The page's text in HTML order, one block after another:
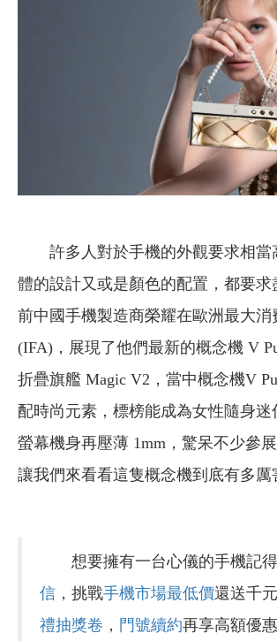
許多人對於手機的外觀要求相當
體的設計又或是顏色的配置，都要求
前中國手機製造商榮耀在歐洲最大消
(IFA)，展現了他們最新的概念機 V
折疊旗艦 Magic V2，當中概念機V
配時尚元素，標榜能成為女性隨身迷
螢幕機身再壓薄 1mm，驚呆不少參
讓我們來看看這隻概念機到底有多厲
想要擁有一台心儀的手機記得
信 ，挑戰手機市場最低價還送千
禮抽獎卷 ， 門號續約再享高額優